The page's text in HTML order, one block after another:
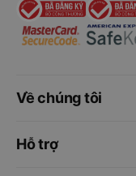
Về chúng tôi
Hỗ trợ